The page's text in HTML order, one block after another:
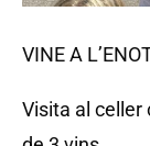
VINE A
Visita al